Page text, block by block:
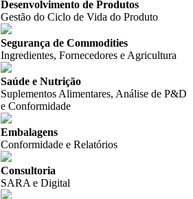
Desenvolvimento de Produtos
Gestão do Ciclo de Vida do Produto
Segurança de Commodities
Ingredientes, Fornecedores e Agricultura
Saúde e Nutrição
Suplementos Alimentares, Análise de P&D
e Conformidade
Embalagens
Conformidade e Relatórios
Consultoria
SARA e Digital